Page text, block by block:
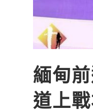
緬甸
道上